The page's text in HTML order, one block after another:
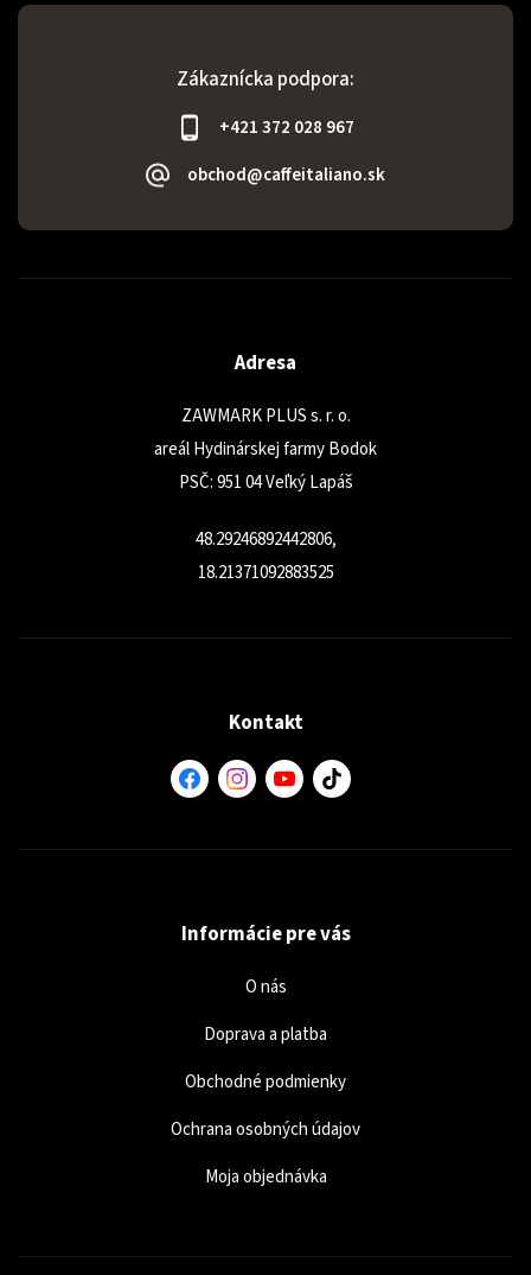
Zákaznícka podpora:
+421 372 028 967
obchod@caffeitaliano.sk
Adresa
ZAWMARK PLUS s. r. o.
areál Hydinárskej farmy Bodok
PSČ: 951 04 Veľký Lapáš
48.29246892442806,
18.21371092883525
Kontakt
Informácie pre vás
O nás
Doprava a platba
Obchodné podmienky
Ochrana osobných údajov
Moja objednávka